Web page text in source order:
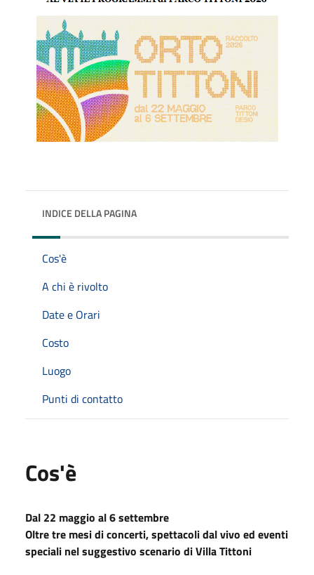
INDICE DELLA PAGINA
Cos'è
A chi è rivolto
Date e Orari
Costo
Luogo
Punti di contatto
Cos'è
Dal 22 maggio al 6 settembre
Oltre tre mesi di concerti, spettacoli dal vivo ed eventi
speciali nel suggestivo scenario di Villa Tittoni